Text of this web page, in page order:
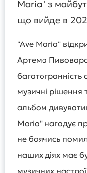
Maria" з
що вийде в
"Ave Maria"
Артема
багатогранність
музичні рішення
альбом
Maria" нагадує
не боячись
наших діях має
музичних